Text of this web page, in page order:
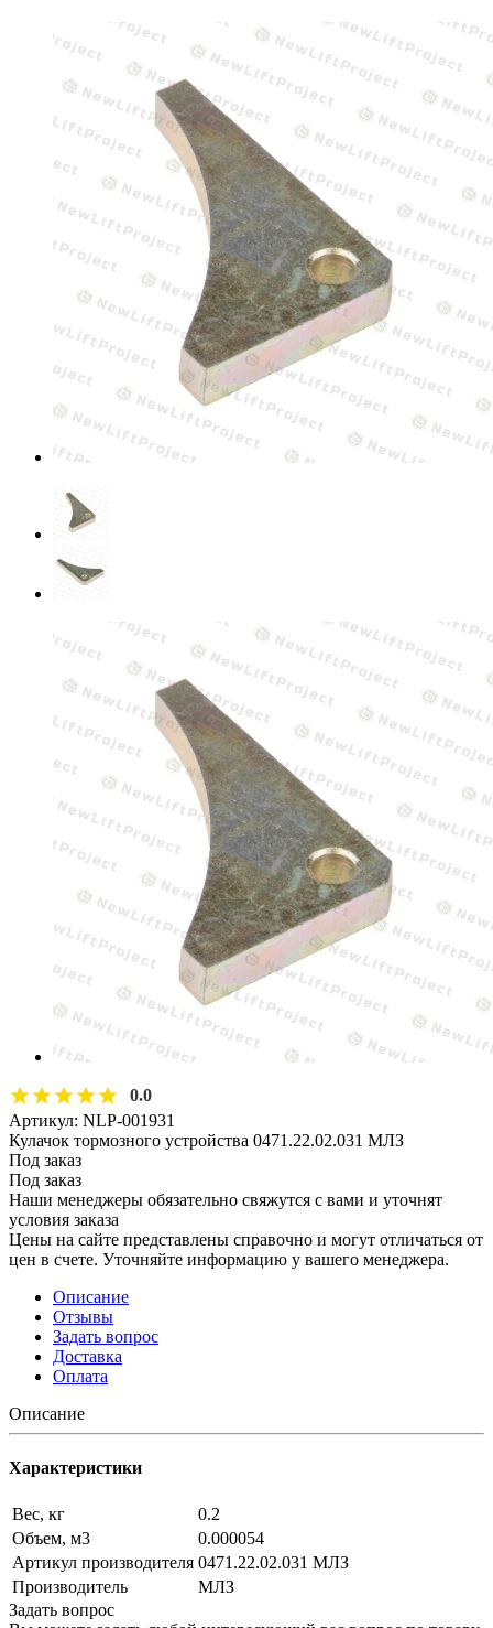
0.0
Артикул: NLP-001931
Кулачок тормозного устройства 0471.22.02.031 МЛЗ
Под заказ
Под заказ
Наши менеджеры обязательно свяжутся с вами и уточнят
условия заказа
Цены на сайте представлены справочно и могут отличаться от
цен в счете. Уточняйте информацию у вашего менеджера.
Описание
Отзывы
Задать вопрос
Доставка
Оплата
Описание
Характеристики
Вес, кг
0.2
Объем, м3
0.000054
Артикул производителя 0471.22.02.031 МЛЗ
Производитель
МЛЗ
Задать вопрос